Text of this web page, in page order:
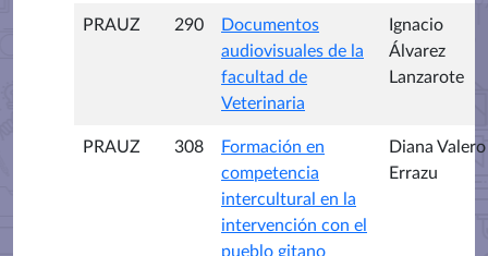
PRAUZ 290
Documentos
audiovisuales de la
facultad de
Veterinaria
Ignacio
Álvarez
Lanzarote
PRAUZ 308
Formación en
competencia
intercultural en la
intervención con el
pueblo gitano
Diana Valero
Errazu